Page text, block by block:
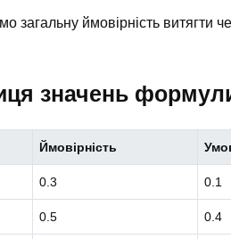
загальну ймовірність витягти
значень
Ймовірність
0.3 0.1
0.5 0.4